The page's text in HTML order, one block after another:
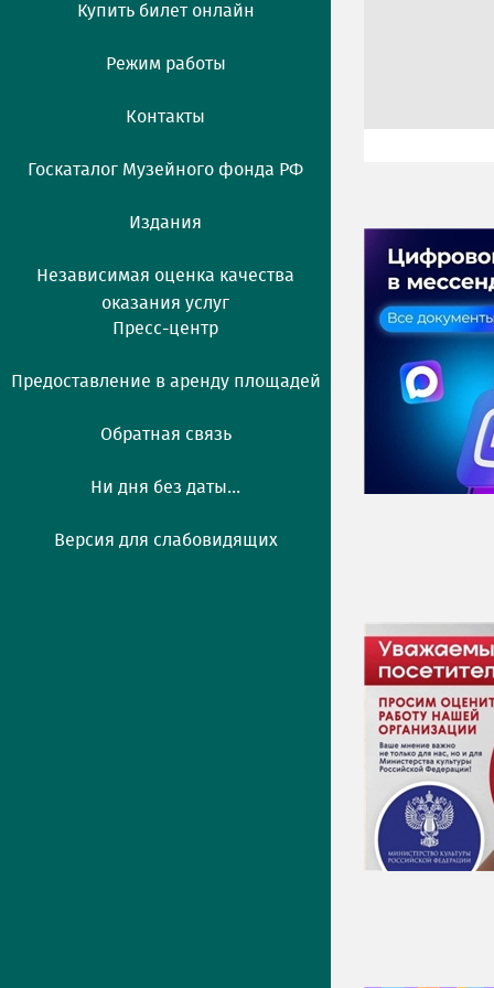
Купить билет онлайн
Режим работы
Контакты
Госкаталог Музейного фонда РФ
Издания
Независимая оценка качества
оказания услуг
Пресс-центр
Предоставление в аренду площадей
Обратная связь
Ни дня без даты...
Версия для слабовидящих